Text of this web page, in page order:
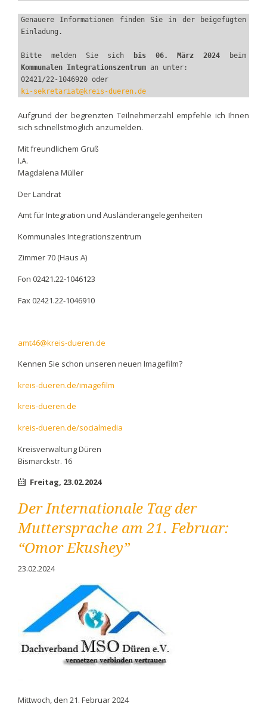
Genauere Informationen finden Sie in der beigefügten
Einladung.
Bitte melden Sie sich bis 06. März 2024
beim
Kommunalen Integrationszentrum an unter:
02421/22-1046920 oder
ki-sekretariat@kreis-dueren.de
Aufgrund der begrenzten Teilnehmerzahl empfehle ich Ihnen
sich schnellstmöglich anzumelden.
Mit freundlichem Gruß
I.A.
Magdalena Müller
Der Landrat
Amt für Integration und Ausländerangelegenheiten
Kommunales Integrationszentrum
Zimmer 70 (Haus A)
Fon 02421.22-1046123
Fax 02421.22-1046910
amt46@kreis-dueren.de
Kennen Sie schon unseren neuen Imagefilm?
kreis-dueren.de/imagefilm
kreis-dueren.de
kreis-dueren.de/socialmedia
Kreisverwaltung Düren
Bismarckstr. 16
Freitag, 23.02.2024
Der Internationale Tag der
Muttersprache am 21. Februar:
“Omor Ekushey”
23.02.2024
Mittwoch, den 21. Februar 2024